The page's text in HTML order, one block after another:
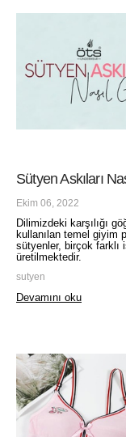
Sütyen Askıları
Ekim 06, 2022
Dilimizdeki karşılığı
kullanılan temel giyim
sütyenler, birçok farklı
üretilmektedir.
sutyen
Devamını oku